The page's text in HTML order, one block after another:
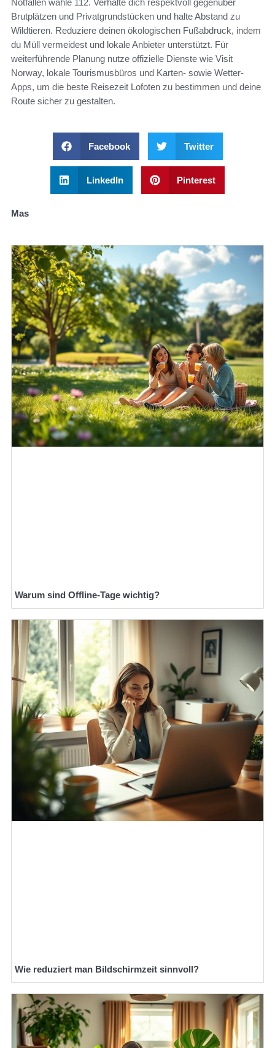
Notfällen wähle 112. Verhalte dich respektvoll gegenüber
Brutplätzen und Privatgrundstücken und halte Abstand zu
Wildtieren. Reduziere deinen ökologischen Fußabdruck, indem
du Müll vermeidest und lokale Anbieter unterstützt. Für
weiterführende Planung nutze offizielle Dienste wie Visit
Norway, lokale Tourismusbüros und Karten- sowie Wetter-
Apps, um die beste Reisezeit Lofoten zu bestimmen und deine
Route sicher zu gestalten.
Facebook Twitter
LinkedIn Pinterest
Mas
Warum sind Offline-Tage wichtig?
Wie reduziert man Bildschirmzeit sinnvoll?